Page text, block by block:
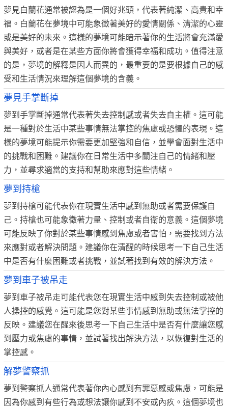
夢見白蘭花通常被認為是一個好兆頭，代表著純潔、高貴和幸
福。白蘭花在夢境中可能象徵著美好的愛情關係、清潔的心靈
或是美好的未來。這樣的夢境可能暗示著你的生活將會充滿愛
與美好，或者是在某些方面你將會獲得幸福和成功。值得注意
的是，夢境的解釋是因人而異的，最重要的是要根據自己的感
受和生活情況來理解這個夢境的含義。
夢見手掌斷掉
夢到手掌斷掉通常代表著失去控制感或者失去自主權。這可能
是一種對於生活中某些事情無法掌控的焦慮或恐懼的表現。這
樣的夢境可能提示你需要更加堅強和自信，並學會面對生活中
的挑戰和困難。建議你在日常生活中多關注自己的情緒和壓
力，並尋求適當的支持和幫助來應對這些情緒。
夢到持槍
夢到持槍可能代表你在現實生活中感到無助或者需要保護自
己。持槍也可能象徵著力量、控制或者自衛的意義。這個夢境
可能反映了你對於某些事情感到焦慮或者害怕，需要找到方法
來應對或者解決問題。建議你在清醒的時候思考一下自己生活
中是否有什麼困難或者挑戰，並試著找到有效的解決方法。
夢到車子被吊走
夢到車子被吊走可能代表您在現實生活中感到失去控制或被他
人操控的感覺。這可能是您對某些事情感到無助或無法掌控的
反映。建議您在醒來後思考一下自己生活中是否有什麼讓您感
到壓力或焦慮的事情，並試著找出解決方法，以恢復對生活的
掌控感。
解夢警察抓
夢到警察抓人通常代表著你內心感到有罪惡感或焦慮，可能是
因為你感到有些行為或想法讓你感到不安或內疚。這個夢境也